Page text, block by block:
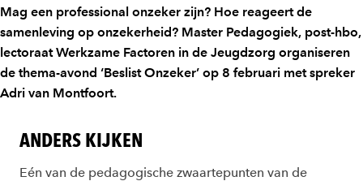
Mag een professional onzeker zijn? Hoe reageert de
samenleving op onzekerheid? Master Pedagogiek, post-hbo,
lectoraat Werkzame Factoren in de Jeugdzorg organiseren
de thema-avond ‘Beslist Onzeker’ op 8 februari met spreker
Adri van Montfoort.
ANDERS KIJKEN
Eén van de pedagogische zwaartepunten van de